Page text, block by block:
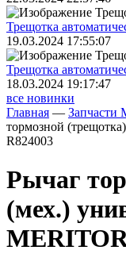
Трещoтка
19.03.2024 17:55:07
Трещoтка
18.03.2024 19:17:47
все новинки
Главная — Запчасти
тормозной
R824003
Рычаг
(мех.)